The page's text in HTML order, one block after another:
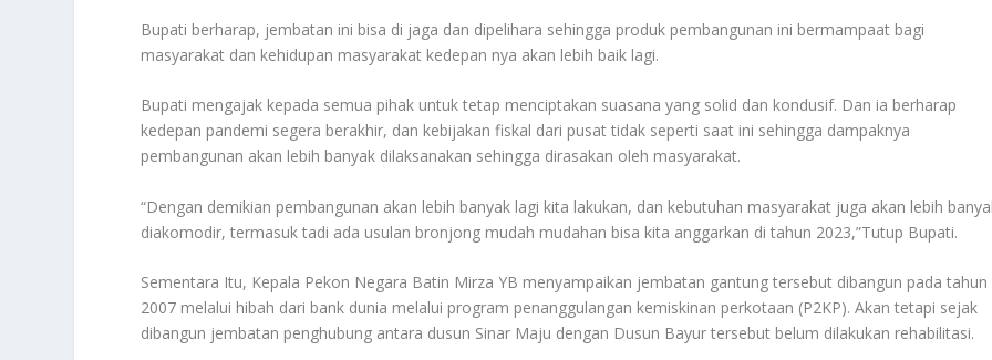
Bupati berharap, jembatan ini bisa di jaga dan dipelihara sehingga produk pembangunan ini bermampaat bagi
masyarakat dan kehidupan masyarakat kedepan nya akan lebih baik lagi.
Bupati mengajak kepada semua pihak untuk tetap menciptakan suasana yang solid dan kondusif. Dan ia berharap
kedepan pandemi segera berakhir, dan kebijakan fiskal dari pusat tidak seperti saat ini sehingga dampaknya
pembangunan akan lebih banyak dilaksanakan sehingga dirasakan oleh masyarakat.
“Dengan demikian pembangunan akan lebih banyak lagi kita lakukan, dan kebutuhan masyarakat juga akan lebih
diakomodir, termasuk tadi ada usulan bronjong mudah mudahan bisa kita anggarkan di tahun 2023,”Tutup Bupati.
Sementara Itu, Kepala Pekon Negara Batin Mirza YB menyampaikan jembatan gantung tersebut dibangun pada tahun
2007 melalui hibah dari bank dunia melalui program penanggulangan kemiskinan perkotaan (P2KP). Akan tetapi sejak
dibangun jembatan penghubung antara dusun Sinar Maju dengan Dusun Bayur tersebut belum dilakukan rehabilitasi.